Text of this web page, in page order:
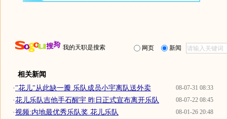
我的天职是搜索 网页 新闻
相关新闻
08-07-31 08:33
·"花儿"从此缺一瓣 乐队成员小宇离队送外卖
08-07-22 08:45
·花儿乐队吉他手石醒宇 昨日正式宣布离开乐队
08-01-26 20:48
·视频:内地最优秀乐队奖 花儿乐队